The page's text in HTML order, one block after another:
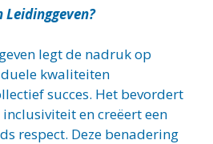
legt de nadruk op
kwaliteiten
succes. Het bevordert
en creëert een
respect. Deze benadering